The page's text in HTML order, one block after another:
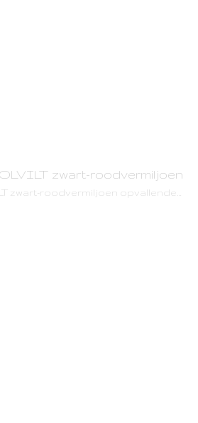
zwart-roodvermiljoen
zwart-roodvermiljoen opvallende…